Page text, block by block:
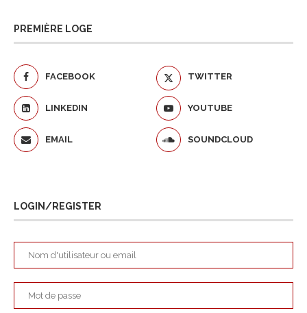
PREMIÈRE LOGE
FACEBOOK TWITTER
LINKEDIN YOUTUBE
EMAIL SOUNDCLOUD
LOGIN/REGISTER